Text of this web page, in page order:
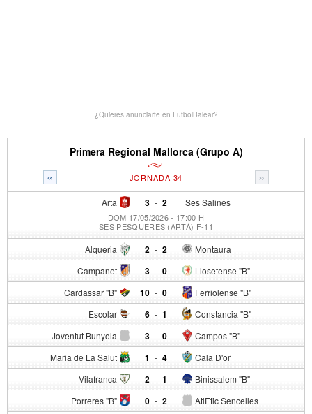
¿Quieres anunciarte en FutbolBalear?
Primera Regional Mallorca (Grupo A)
« »
JORNADA 34
Arta 3 - Ses Salines
2
DOM 17/05/2026 - 17:00 H
SES PESQUERES (ARTÁ) F-11
Alqueria 2 - Montaura
2
Campanet 3 - Llosetense "B"
0
Cardassar "B" 10 - Ferriolense "B"
0
Escolar 6 - Constancia "B"
1
Joventut Bunyola 3 - Campos "B"
0
Maria de La Salut 1 - Cala D'or
4
Vilafranca 2 - Binissalem "B"
1
Porreres "B" 0 - AtlÈtic Sencelles
2